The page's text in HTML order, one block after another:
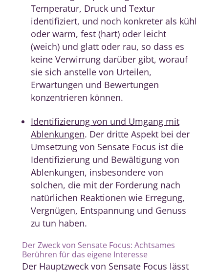
Temperatur, Druck und Textur
identifiziert, und noch konkreter als kühl
oder warm, fest (hart) oder leicht
(weich) und glatt oder rau, so dass es
keine Verwirrung darüber gibt, worauf
sie sich anstelle von Urteilen,
Erwartungen und Bewertungen
konzentrieren können.
Identifizierung von und Umgang mit
Ablenkungen. Der dritte Aspekt bei der
Umsetzung von Sensate Focus ist die
Identifizierung und Bewältigung von
Ablenkungen, insbesondere von
solchen, die mit der Forderung nach
natürlichen Reaktionen wie Erregung,
Vergnügen, Entspannung und Genuss
zu tun haben.
Der Zweck von Sensate Focus: Achtsames
Berühren für das eigene Interesse
Der Hauptzweck von Sensate Focus lässt